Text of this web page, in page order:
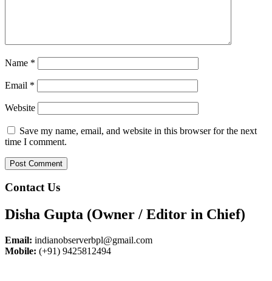
Name *
Email *
Website
Save my name, email, and website in this browser for the next
time I comment.
Contact Us
Disha Gupta (Owner / Editor in Chief)
Email: indianobserverbpl@gmail.com
Mobile: (+91) 9425812494